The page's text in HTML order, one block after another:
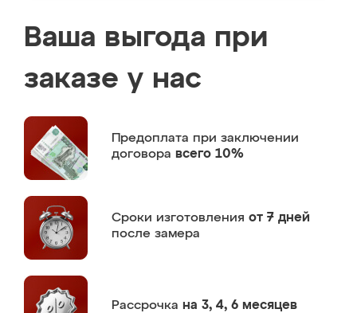
Ваша выгода при
заказе у нас
Предоплата при заключении
договора всего 10%
Сроки изготовления от 7 дней
после замера
Рассрочка на 3, 4, 6 месяцев